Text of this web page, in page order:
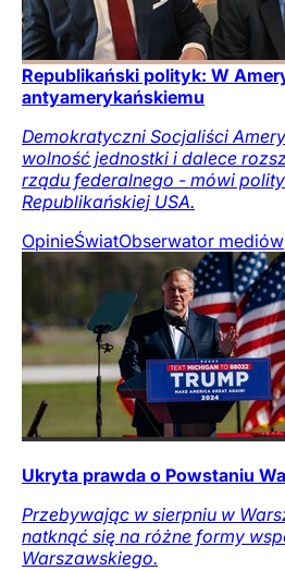
Republikański polityk: W
antyamerykańskiemu
Demokratyczni Socjaliści
wolność jednostki i dalece
rządu federalnego - mówi
Republikańskiej USA.
OpinieŚwiatObserwator mediów
Ukryta prawda o Powstaniu
Przebywając w sierpniu w
natknąć się na różne formy
Warszawskiego.